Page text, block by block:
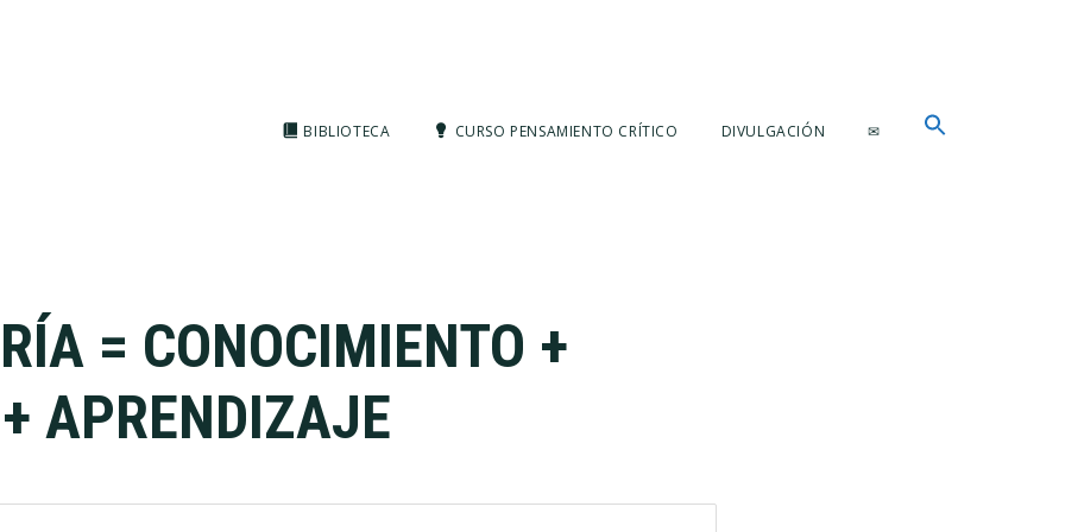
BIBLIOTECA CURSO PENSAMIENTO CRÍTICO DIVULGACIÓN ✉
= CONOCIMIENTO +
APRENDIZAJE